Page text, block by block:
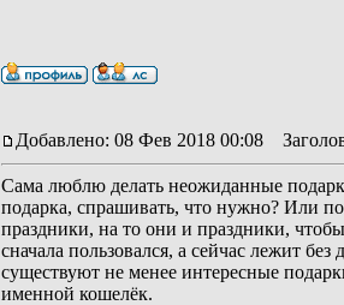
Добавлено: 08 Фев 2018 00:08
Сама люблю делать неожиданные
подарка, спрашивать, что нужно? Или
праздники, на то они и праздники,
сначала пользовался, а сейчас лежит
существуют не менее интересные
именной кошелёк.